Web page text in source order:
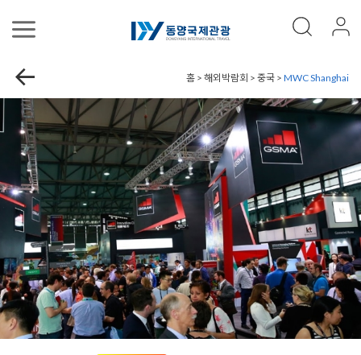
홈 > 해외박람회 > 중국 > MWC Shanghai